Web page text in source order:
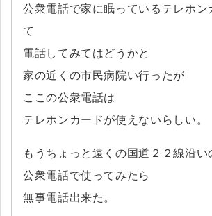
公衆電話で家に眠っているテレホン
て
電話してみてはどうかと
家の近くの市民病院い行ったが
ここの公衆電話は
テレホンカードが使えないらしい。
もうちょっと遠くの国道２２線沿い
公衆電話で使ってみたら
無事電話出来た。